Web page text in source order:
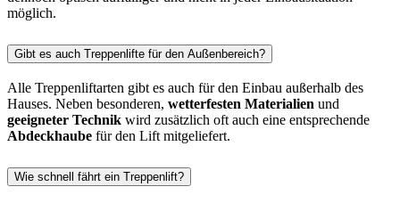
möglich.
Gibt es auch Treppenlifte für den Außenbereich?
Alle Treppenliftarten gibt es auch für den Einbau außerhalb des
Hauses. Neben besonderen, wetterfesten Materialien und
geeigneter Technik wird zusätzlich oft auch eine entsprechende
Abdeckhaube für den Lift mitgeliefert.
Wie schnell fährt ein Treppenlift?